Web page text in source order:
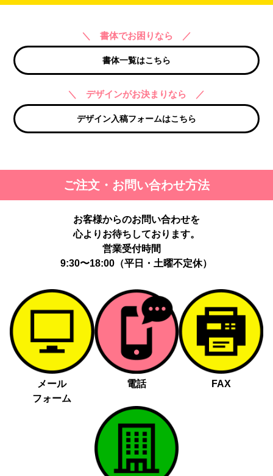
＼ 書体でお困りなら ／
書体一覧はこちら
＼ デザインがお決まりなら ／
デザイン入稿フォームはこちら
ご注文・お問い合わせ方法
お客様からのお問い合わせを
心よりお待ちしております。
営業受付時間
9:30〜18:00（平日・土曜不定休）
メール
フォーム
電話 FAX